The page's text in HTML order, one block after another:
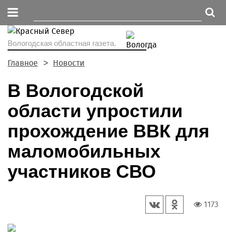
Вологодская областная газета.
Главное Новости
В Вологодской
области упростили
прохождение ВВК для
маломобильных
участников СВО
1173